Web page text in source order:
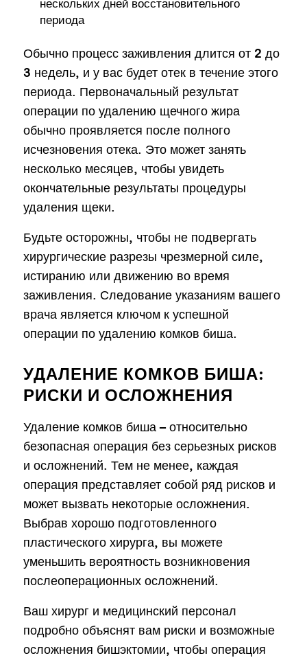
нескольких дней восстановительного
периода
Обычно процесс заживления длится от 2 до
3 недель, и у вас будет отек в течение этого
периода. Первоначальный результат
операции по удалению щечного жира
обычно проявляется после полного
исчезновения отека. Это может занять
несколько месяцев, чтобы увидеть
окончательные результаты процедуры
удаления щеки.
Будьте осторожны, чтобы не подвергать
хирургические разрезы чрезмерной силе,
истиранию или движению во время
заживления. Следование указаниям вашего
врача является ключом к успешной
операции по удалению комков биша.
УДАЛЕНИЕ КОМКОВ БИША:
РИСКИ И ОСЛОЖНЕНИЯ
Удаление комков биша – относительно
безопасная операция без серьезных рисков
и осложнений. Тем не менее, каждая
операция представляет собой ряд рисков и
может вызвать некоторые осложнения.
Выбрав хорошо подготовленного
пластического хирурга, вы можете
уменьшить вероятность возникновения
послеоперационных осложнений.
Ваш хирург и медицинский персонал
подробно объяснят вам риски и возможные
осложнения бишэктомии, чтобы операция